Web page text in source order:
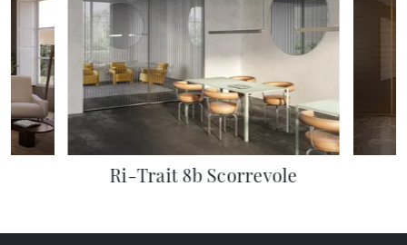
Ri-Trait 8b Scorrevole